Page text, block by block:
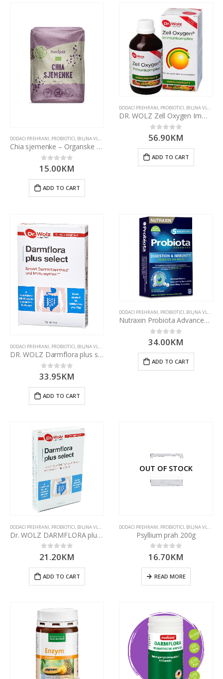
DODACI PREHRANI, PROBIOTICI, BILJNA VLAKNA I ENZIMI SUPERHRANA
Chia sjemenke – Organske 500g Nutrigold
0 out of 5
15.00KM
ADD TO CART
DODACI PREHRANI, PROBIOTICI, BILJNA VLAKNA I ENZIMI
DR. WOLZ Zell Oxygen Immunkomplex 250ml
0out of 5
56.90KM
ADD TO CART
DODACI PREHRANI, PROBIOTICI, BILJNA VLAKNA I ENZIMI
DR. WOLZ Darmflora plus select 20 kapsula
0out of 5
33.95KM
ADD TO CART
DODACI PREHRANI, PROBIOTICI, BILJNA VLAKNA I ENZIMI
Nutraxin Probiota Advanced 60 tableta
0 out of 5
34.00KM
ADD TO CART
DODACI PREHRANI PROBIOTICI, BILJNA VLAKNA I ENZIMI
Dr. WOLZ DARMFLORA plus select kaps a 10
0 out of 5
21.20KM
ADD TO CART
OUT OF STOCK
DODACI PREHRANI PROBIOTICI, BILJNA VLAKNA I ENZIMI
Psyllium prah 200g
0 out of 5
16.70KM
READ MORE